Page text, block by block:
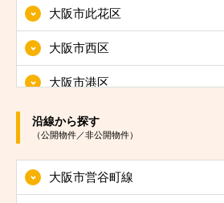
大阪市此花区
大阪市西区
大阪市港区
大阪市大正区
大阪市浪速区
沿線から探す
（公開物件／非公開物件）
大阪市営谷町線